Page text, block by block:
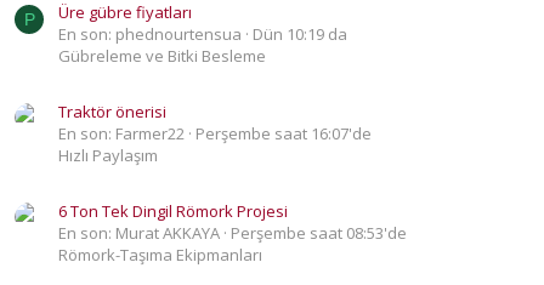
P
Üre gübre fiyatları
En son: phednourtensua
Dün 10:19 da
Gübreleme ve Bitki Besleme
Traktör önerisi
En son: Farmer22 Perşembe saat 16:07'de
Hızlı Paylaşım
6 Ton Tek Dingil Römork Projesi
En son: Murat AKKAYA Perşembe saat 08:53'de
Römork-Taşıma Ekipmanları